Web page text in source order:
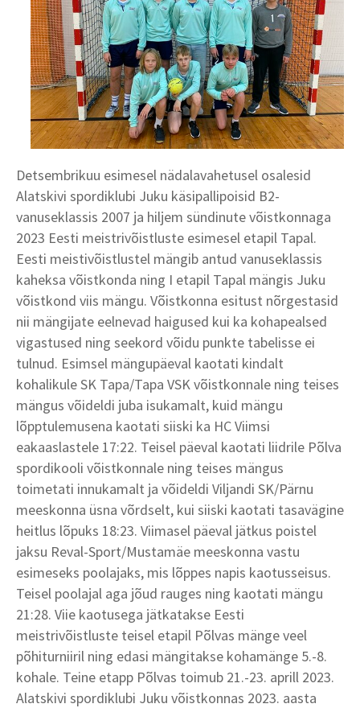
Detsembrikuu esimesel nädalavahetusel osalesid
Alatskivi spordiklubi Juku käsipallipoisid B2-
vanuseklassis 2007 ja hiljem sündinute võistkonnaga
2023 Eesti meistrivõistluste esimesel etapil Tapal.
Eesti meistivõistlustel mängib antud vanuseklassis
kaheksa võistkonda ning I etapil Tapal mängis Juku
võistkond viis mängu. Võistkonna esitust nõrgestasid
nii mängijate eelnevad haigused kui ka kohapealsed
vigastused ning seekord võidu punkte tabelisse ei
tulnud. Esimsel mängupäeval kaotati kindalt
kohalikule SK Tapa/Tapa VSK võistkonnale ning teises
mängus võideldi juba isukamalt, kuid mängu
lõpptulemusena kaotati siiski ka HC Viimsi
eakaaslastele 17:22. Teisel päeval kaotati liidrile Põlva
spordikooli võistkonnale ning teises mängus
toimetati innukamalt ja võideldi Viljandi SK/Pärnu
meeskonna üsna võrdselt, kui siiski kaotati tasavägine
heitlus lõpuks 18:23. Viimasel päeval jätkus poistel
jaksu Reval-Sport/Mustamäe meeskonna vastu
esimeseks poolajaks, mis lõppes napis kaotusseisus.
Teisel poolajal aga jõud rauges ning kaotati mängu
21:28. Viie kaotusega jätkatakse Eesti
meistrivõistluste teisel etapil Põlvas mänge veel
põhiturniiril ning edasi mängitakse kohamänge 5.-8.
kohale. Teine etapp Põlvas toimub 21.-23. aprill 2023.
Alatskivi spordiklubi Juku võistkonnas 2023. aasta